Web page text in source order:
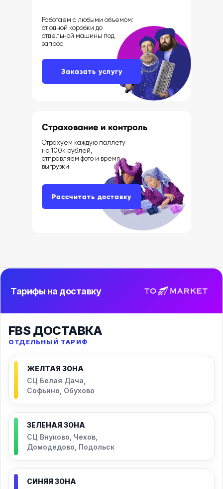
Заказать услугу
Работаем с любыми объемом:
от одной коробки до
отдельной машины под
запрос.
Рассчитать доставку
Страхование и контроль
Страхуем каждую паллету
на 100k рублей,
отправляем фото и время
выгрузки.
Тарифы на доставку
FBS ДОСТАВКА
ОТДЕЛЬНЫЙ ТАРИФ
ЖЕЛТАЯ ЗОНА
СЦ Белая Дача,
Софьино, Обухово
ЗЕЛЕНАЯ ЗОНА
СЦ Внуково, Чехов,
Домодедово, Подольск
СИНЯЯ ЗОНА